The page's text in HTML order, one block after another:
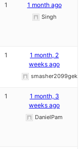
1 1 month ago
Singh
1
1 month, 2
weeks ago
smasher2099gek
1
1 month, 3
weeks ago
DanielPam